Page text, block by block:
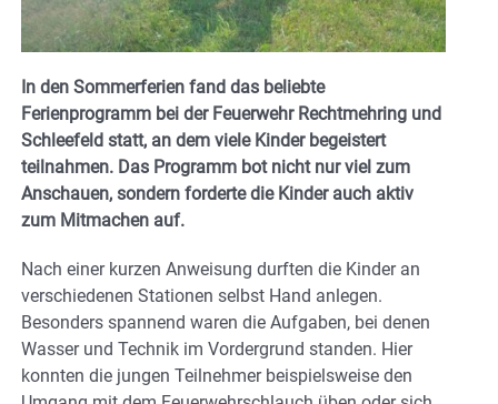
In den Sommerferien fand das beliebte
Ferienprogramm bei der Feuerwehr Rechtmehring und
Schleefeld statt, an dem viele Kinder begeistert
teilnahmen. Das Programm bot nicht nur viel zum
Anschauen, sondern forderte die Kinder auch aktiv
zum Mitmachen auf.
Nach einer kurzen Anweisung durften die Kinder an
verschiedenen Stationen selbst Hand anlegen.
Besonders spannend waren die Aufgaben, bei denen
Wasser und Technik im Vordergrund standen. Hier
konnten die jungen Teilnehmer beispielsweise den